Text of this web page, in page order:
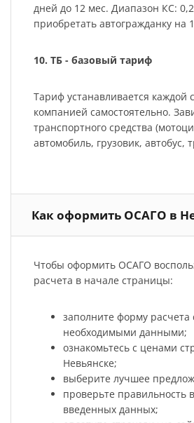
дней до 12 мес. Диапазон КС:
приобретать автогражданку на
10. ТБ - базовый тариф
Тариф устанавливается каждой
компанией самостоятельно.
транспортного средства
автомобиль, грузовик, автобус,
Как оформить ОСАГО в
Чтобы оформить ОСАГО
расчета в начале страницы:
заполните форму расчета
необходимыми данными;
ознакомьтесь с ценами
Невьянске;
выберите лучшее
проверьте правильность
введенных данных;